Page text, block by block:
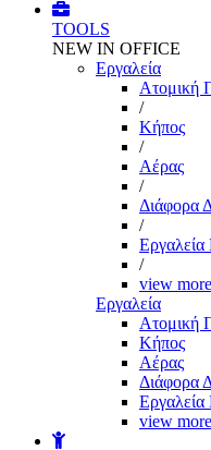
TOOLS
NEW IN OFFICE
Εργαλεία
Aτομική
/
Kήπος
/
Αέρας
/
Διάφορα
/
Εργαλεία
/
view more
Εργαλεία
Aτομική
Kήπος
Αέρας
Διάφορα
Εργαλεία
view more